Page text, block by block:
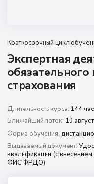
г. Барнаул,
​Пролетарская, 146а
8 (800) 350 9867
amo@24amo.ru
Перейти на
Краткосрочный цикл
Экспертная
страхования
Длительность курса: 144
Ближайший поток: 10
Форма обучения:
Выдаваемый документ:
квалификации (с
ФИС ФРДО)